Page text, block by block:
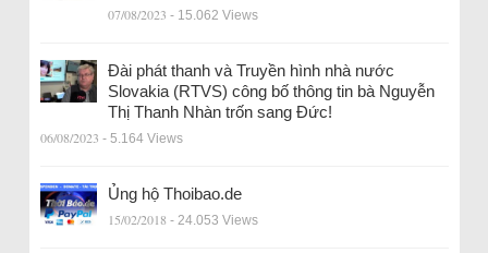
07/08/2023 - 15.062 Views
Đài phát thanh và Truyền hình nhà nước
Slovakia (RTVS) công bố thông tin bà Nguyễn
Thị Thanh Nhàn trốn sang Đức!
06/08/2023 - 5.164 Views
Ủng hộ Thoibao.de
15/02/2018 - 24.053 Views